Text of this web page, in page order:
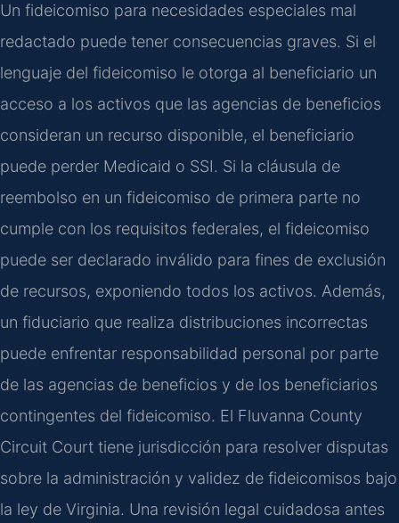
Un fideicomiso para necesidades especiales mal
redactado puede tener consecuencias graves. Si el
lenguaje del fideicomiso le otorga al beneficiario un
acceso a los activos que las agencias de beneficios
consideran un recurso disponible, el beneficiario
puede perder Medicaid o SSI. Si la cláusula de
reembolso en un fideicomiso de primera parte no
cumple con los requisitos federales, el fideicomiso
puede ser declarado inválido para fines de exclusión
de recursos, exponiendo todos los activos. Además,
un fiduciario que realiza distribuciones incorrectas
puede enfrentar responsabilidad personal por parte
de las agencias de beneficios y de los beneficiarios
contingentes del fideicomiso. El Fluvanna County
Circuit Court tiene jurisdicción para resolver disputas
sobre la administración y validez de fideicomisos bajo
la ley de Virginia. Una revisión legal cuidadosa antes